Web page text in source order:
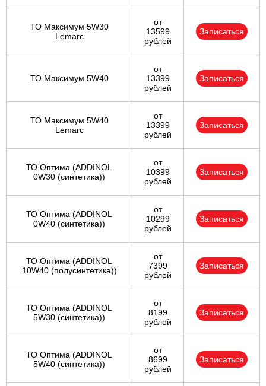
ТО Максимум 5W30
Lemarc
от
13599
рублей
Записаться
ТО Максимум 5W40
от
13399
рублей
Записаться
ТО Максимум 5W40
Lemarc
от
13399
рублей
Записаться
ТО Оптима (ADDINOL
0W30 (синтетика))
от
10399
рублей
Записаться
ТО Оптима (ADDINOL
0W40 (синтетика))
от
10299
рублей
Записаться
ТО Оптима (ADDINOL
10W40 (полусинтетика))
от
7399
рублей
Записаться
ТО Оптима (ADDINOL
5W30 (синтетика))
от
8199
рублей
Записаться
ТО Оптима (ADDINOL
5W40 (синтетика))
от
8699
рублей
Записаться